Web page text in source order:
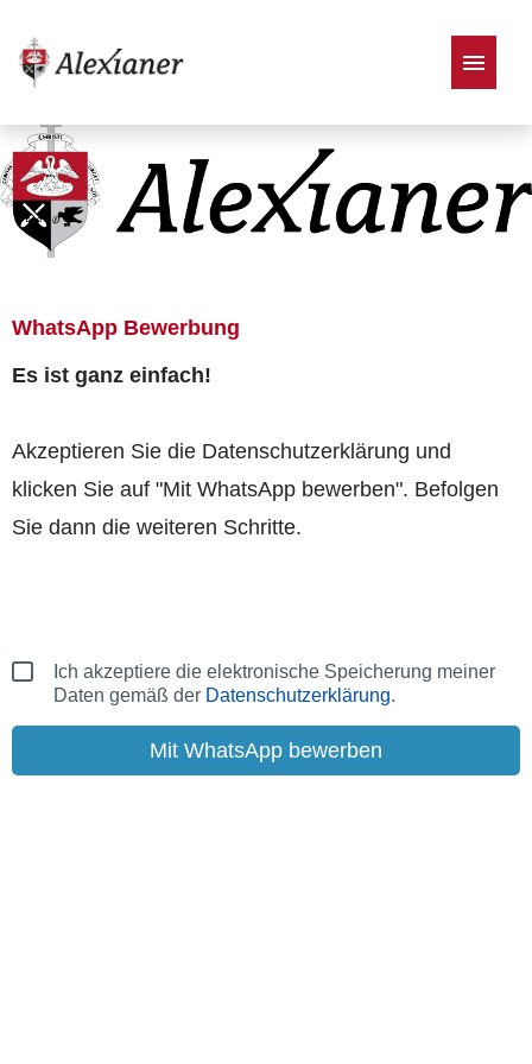
Stellenangebote
WhatsApp Bewerbung
Es ist ganz einfach!
Akzeptieren Sie die Datenschutzerklärung und
klicken Sie auf "Mit WhatsApp bewerben". Befolgen
Sie dann die weiteren Schritte.
Ich akzeptiere die elektronische Speicherung meiner
Daten gemäß der Datenschutzerklärung.
Mit WhatsApp bewerben